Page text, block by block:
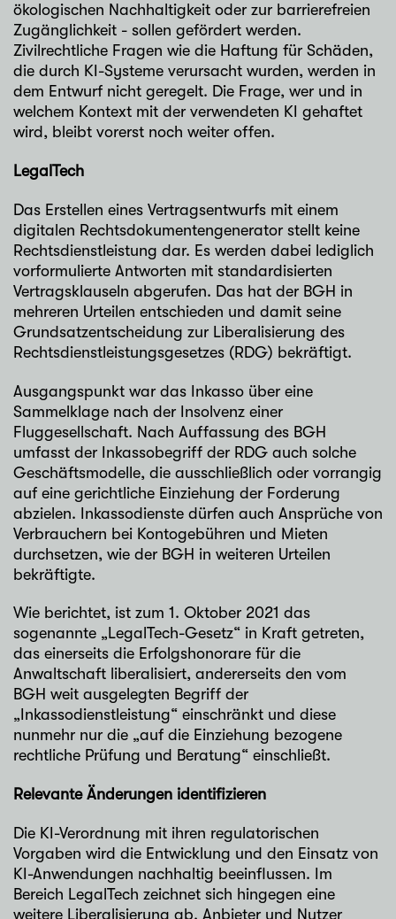
ökologischen Nachhaltigkeit oder zur barrierefreien
Zugänglichkeit - sollen gefördert werden.
Zivilrechtliche Fragen wie die Haftung für Schäden,
die durch KI-Systeme verursacht wurden, werden in
dem Entwurf nicht geregelt. Die Frage, wer und in
welchem Kontext mit der verwendeten KI gehaftet
wird, bleibt vorerst noch weiter offen.
LegalTech
Das Erstellen eines Vertragsentwurfs mit einem
digitalen Rechtsdokumentengenerator stellt keine
Rechtsdienstleistung dar. Es werden dabei lediglich
vorformulierte Antworten mit standardisierten
Vertragsklauseln abgerufen. Das hat der BGH in
mehreren Urteilen entschieden und damit seine
Grundsatzentscheidung zur Liberalisierung des
Rechtsdienstleistungsgesetzes (RDG) bekräftigt.
Ausgangspunkt war das Inkasso über eine
Sammelklage nach der Insolvenz einer
Fluggesellschaft. Nach Auffassung des BGH
umfasst der Inkassobegriff der RDG auch solche
Geschäftsmodelle, die ausschließlich oder vorrangig
auf eine gerichtliche Einziehung der Forderung
abzielen. Inkassodienste dürfen auch Ansprüche von
Verbrauchern bei Kontogebühren und Mieten
durchsetzen, wie der BGH in weiteren Urteilen
bekräftigte.
Wie berichtet, ist zum 1. Oktober 2021 das
sogenannte „LegalTech-Gesetz“ in Kraft getreten,
das einerseits die Erfolgshonorare für die
Anwaltschaft liberalisiert, andererseits den vom
BGH weit ausgelegten Begriff der
„Inkassodienstleistung“ einschränkt und diese
nunmehr nur die „auf die Einziehung bezogene
rechtliche Prüfung und Beratung“ einschließt.
Relevante Änderungen identifizieren
Die KI-Verordnung mit ihren regulatorischen
Vorgaben wird die Entwicklung und den Einsatz von
KI-Anwendungen nachhaltig beeinflussen. Im
Bereich LegalTech zeichnet sich hingegen eine
weitere Liberalisierung ab. Anbieter und Nutzer